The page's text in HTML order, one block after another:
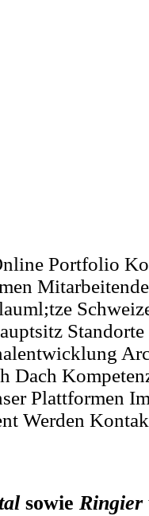
Portfolio
Dach
Plattformen
Werden
sowie Ringier